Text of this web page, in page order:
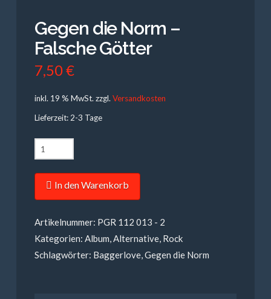
Gegen die Norm –
Falsche Götter
7,50€
inkl. 19 % MwSt.zzgl.Versandkosten
Lieferzeit: 2-3 Tage
Gegen
die
Götter
Menge
In den Warenkorb
Artikelnummer: PGR 112 013 - 2
Kategorien: Album,Alternative, Rock
Schlagwörter: Baggerlove,Gegen die Norm